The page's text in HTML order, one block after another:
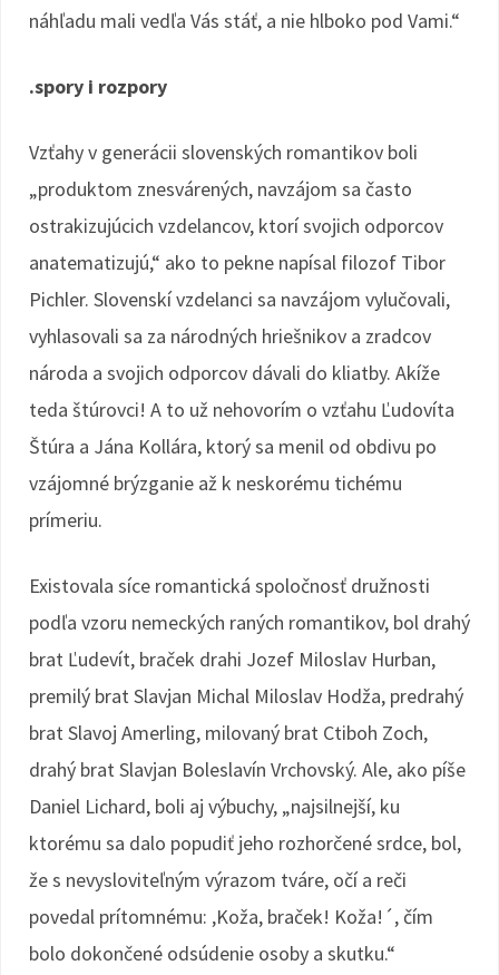
náhľadu mali vedľa Vás stáť, a nie hlboko pod Vami.“
.spory i rozpory
Vzťahy v generácii slovenských romantikov boli
„produktom znesvárených, navzájom sa často
ostrakizujúcich vzdelancov, ktorí svojich odporcov
anatematizujú,“ ako to pekne napísal filozof Tibor
Pichler. Slovenskí vzdelanci sa navzájom vylučovali,
vyhlasovali sa za národných hriešnikov a zradcov
národa a svojich odporcov dávali do kliatby. Akíže
teda štúrovci! A to už nehovorím o vzťahu Ľudovíta
Štúra a Jána Kollára, ktorý sa menil od obdivu po
vzájomné brýzganie až k neskorému tichému
prímeriu.
Existovala síce romantická spoločnosť družnosti
podľa vzoru nemeckých raných romantikov, bol drahý
brat Ľudevít, braček drahi Jozef Miloslav Hurban,
premilý brat Slavjan Michal Miloslav Hodža, predrahý
brat Slavoj Amerling, milovaný brat Ctiboh Zoch,
drahý brat Slavjan Boleslavín Vrchovský. Ale, ako píše
Daniel Lichard, boli aj výbuchy, „najsilnejší, ku
ktorému sa dalo popudiť jeho rozhorčené srdce, bol,
že s nevysloviteľným výrazom tváre, očí a reči
povedal prítomnému: ,Koža, braček! Koža!´, čím
bolo dokončené odsúdenie osoby a skutku.“